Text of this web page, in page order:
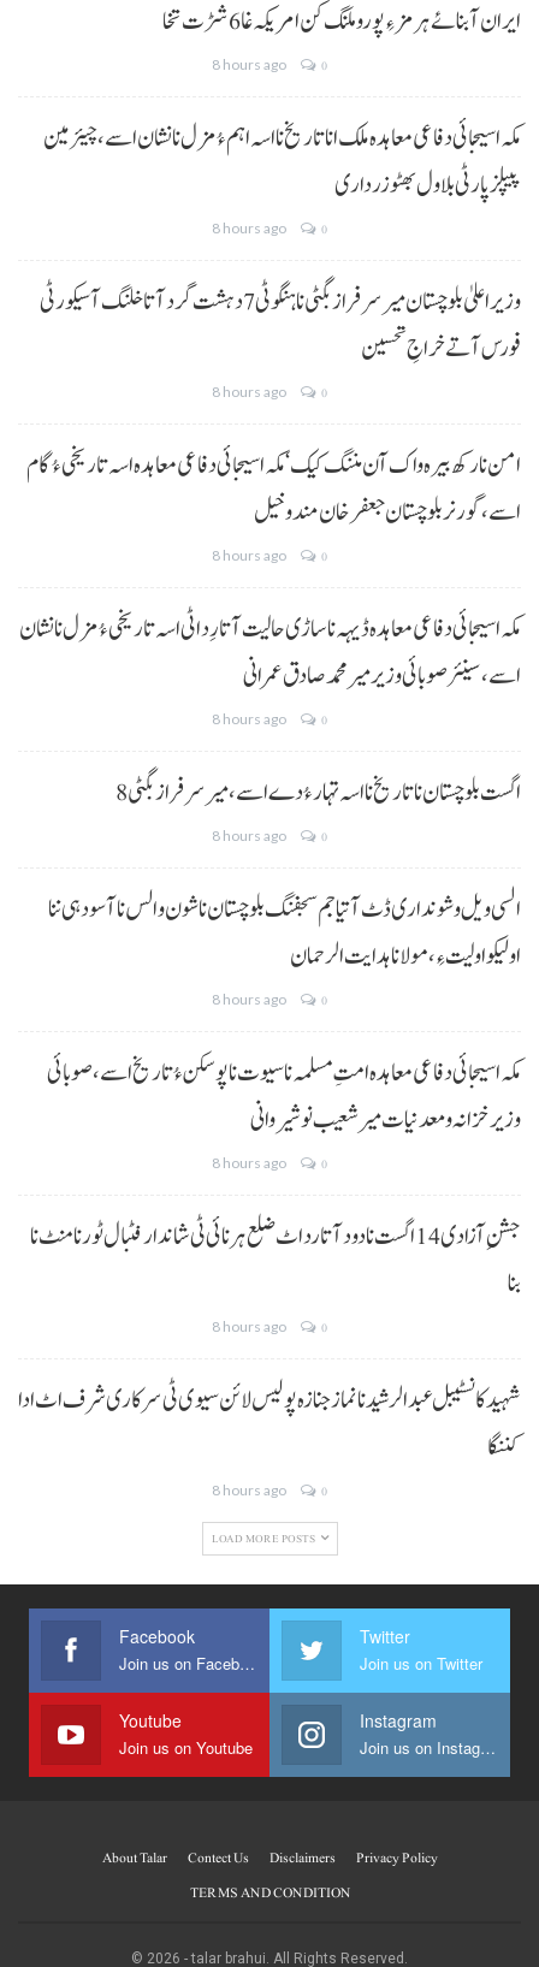
ایران آبنائے ہرمز ءِ پورو ملنگ کن امریکہ غا 6 شڑت تخا
8 hours ago 0
مکہ اسیجائی دفاعی معاہدہ ملک انا تاریخ نا اسہ اہم ءُ مزل نا نشان اسے، چیئرمین
پیپلز پارٹی بلاول بھٹو زرداری
8 hours ago 0
وزیراعلیٰ بلوچستان میر سرفراز بگٹی نا ہنگو ٹی 7 دہشت گرد آتا خلنگ آ سیکورٹی
فورس آتے خراجِ تحسین
8 hours ago 0
امن نا رکھ بیرہ واک آن مننگ کیک‘ مکہ اسیجائی دفاعی معاہدہ اسہ تاریخی ءُ گام
اسے،گورنر بلوچستان جعفر خان مندوخیل
8 hours ago 0
مکہ اسیجائی دفاعی معاہدہ ڈیہہ نا ساڑی حالیت آتا رِد اٹی اسہ تاریخی ءُ مزل نا نشان
اسے،سینئر صوبائی وزیر میر محمد صادق عمرانی
8 hours ago 0
8 اگست بلوچستان نا تاریخ نا اسہ تہار ءُ دے اسے، میرسرفراز بگٹی
8 hours ago 0
السی ویل و شونداری ڈٹ آتیا جم سجفنگ بلوچستان نا شون و الس نا آسودہی ننا
اولیکو اولیت ءِ،مولانا ہدایت الرحمان
8 hours ago 0
مکہ اسیجائی دفاعی معاہدہ امتِ مسلمہ نا سیوت نا پوسکن ءُ تاریخ اسے، صوبائی
وزیر خزانہ و معدنیات میر شعیب نوشیروانی
8 hours ago 0
جشنِ آزادی 14 اگست نا دود آتا رد اٹ ضلع ہرنائی ٹی شاندار فٹبال ٹورنامنٹ نا
بنا
8 hours ago 0
شہید کانسٹیبل عبدالرشید نا نماز جنازہ پولیس لائن سیوی ٹی سرکاری شرف اٹ ادا
کننگا
8 hours ago 0
LOAD MORE POSTS
Facebook
Join us on Facebook
Twitter
Join us on Twitter
Youtube
Join us on Youtube
Instagram
Join us on Instagram
About Talar Contect Us Disclaimers
Privacy Policy
TERMS AND CONDITION
© 2026 - talar brahui. All Rights Reserved.